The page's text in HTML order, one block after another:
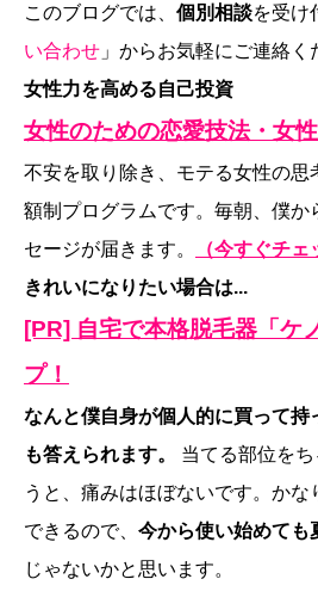
このブログでは、 個別相談を受け
い合わせ 」からお気軽にご連絡く
女性力を高める自己投資
女性のための恋愛技法・女
不安を取り除き、モテる女性の思
額制プログラムです。毎朝、僕か
セージが届きます。
（今すぐチェ
きれいになりたい場合は...
[PR] 自宅で本格脱毛器「ケ
プ！
なんと僕自身が個人的に買って持
も答えられます。
当てる部位を
うと、痛みはほぼないです。か
できるので、 今から使い始めても
じゃないかと思います。